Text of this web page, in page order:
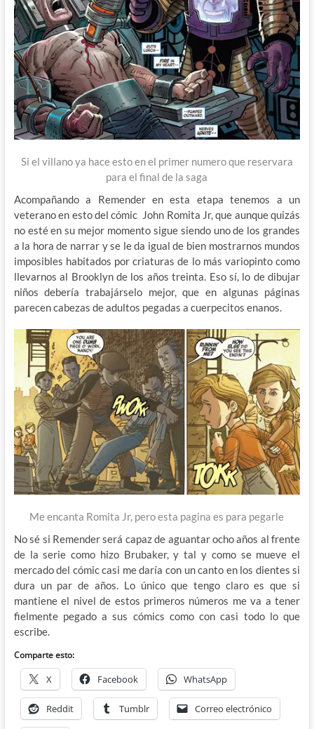
Si el villano ya hace esto en el primer numero que reservara
para el final de la saga
Acompañando a Remender en esta etapa tenemos a un
veterano en esto del cómic John Romita Jr, que aunque quizás
no esté en su mejor momento sigue siendo uno de los grandes
a la hora de narrar y se le da igual de bien mostrarnos mundos
imposibles habitados por criaturas de lo más variopinto como
llevarnos al Brooklyn de los años treinta. Eso sí, lo de dibujar
niños debería trabajárselo mejor, que en algunas páginas
parecen cabezas de adultos pegadas a cuerpecitos enanos.
Me encanta Romita Jr, pero esta pagina es para pegarle
No sé si Remender será capaz de aguantar ocho años al frente
de la serie como hizo Brubaker, y tal y como se mueve el
mercado del cómic casi me daría con un canto en los dientes si
dura un par de años. Lo único que tengo claro es que si
mantiene el nivel de estos primeros números me va a tener
fielmente pegado a sus cómics como con casi todo lo que
escribe.
Comparte esto:
X Facebook WhatsApp
Reddit Tumblr Correo electrónico